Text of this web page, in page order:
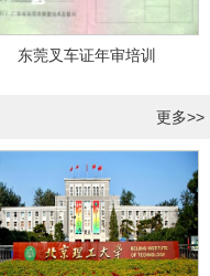
东莞叉车证年审培训
更多>>